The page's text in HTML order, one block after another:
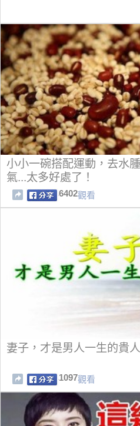
小小一碗搭配運動，去水
氣...太多好處了！
6402觀看
妻子，才是男人一生的貴人
1097觀看